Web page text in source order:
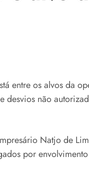
entre os alvos da
desvios não
Natjo de
por